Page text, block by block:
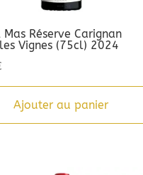
Mas Réserve Carignan
Vignes (75cl) 2024
Ajouter au panier